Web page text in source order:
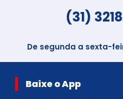
(31)
De segunda a sexta-
Baixe o App